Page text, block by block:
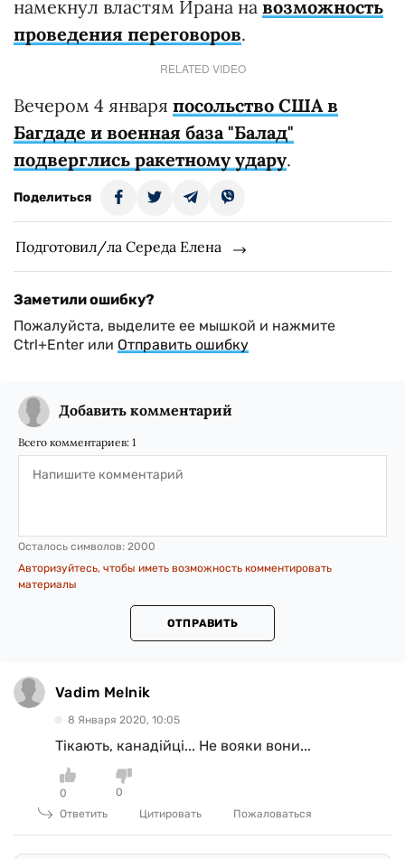
намекнул властям Ирана на возможность
проведения переговоров.
RELATED VIDEO
Вечером 4 января посольство США в
Багдаде и военная база "Балад"
подверглись ракетному удару.
Поделиться
Подготовил/ла Середа Елена
Заметили ошибку?
Пожалуйста, выделите ее мышкой и нажмите
Ctrl+Enter или Отправить ошибку
Добавить комментарий
Всего комментариев: 1
Осталось символов: 2000
Авторизуйтесь, чтобы иметь возможность комментировать
материалы
ОТПРАВИТЬ
Vadim Melnik
8 Января 2020, 10:05
Тікають, канадійці... Не вояки вони...
0
0
Ответить
Цитировать Пожаловаться